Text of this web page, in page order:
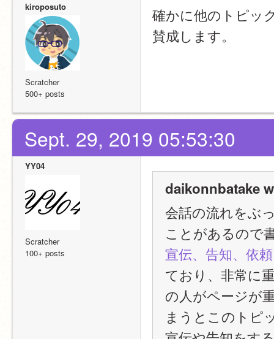
kiroposuto
Scratcher
500+ posts
確かに他のトピッ
賛成します。
Sept. 29, 2019 05:53:30
YY04
Scratcher
100+ posts
daikonnbatake
会話の流れをぶ
ことがあるので
宣伝、告知、依
ており、非常に
の人がページが
まうとこのトピ